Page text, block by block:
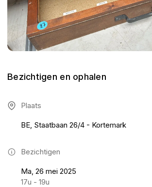
Bezichtigen en ophalen
Plaats
BE, Staatbaan 26/4 - Kortemark
Bezichtigen
Ma, 26 mei 2025
17u - 19u